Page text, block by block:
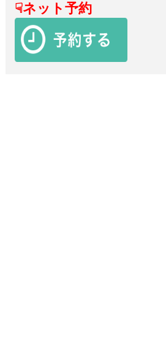
☟ネット予約